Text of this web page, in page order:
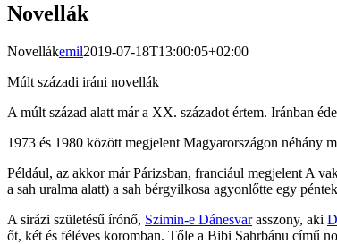
Novellák
Novellákemil2019-07-18T13:00:05+02:00
Múlt századi iráni novellák
A múlt század alatt már a XX. századot értem. Iránban
1973 és 1980 között megjelent Magyarországon néhány
Például, az akkor már Párizsban, franciául megjelent A
a sah uralma alatt) a sah bérgyilkosa agyonlőtte egy
A sirázi születésű írónő, Szimin-e Dánesvarasszony, aki
őt, két és féléves koromban. Tőle a Bibi Sahrbánu című